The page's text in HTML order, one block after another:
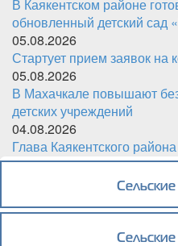
В Каякентском районе
обновленный детский сад
05.08.2026
Стартует прием заявок на
05.08.2026
В Махачкале повышают
детских учреждений
04.08.2026
Глава Каякентского
поздравил Фёдора